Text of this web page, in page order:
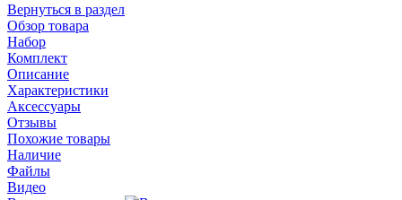
Вернуться в раздел
Обзор товара
Набор
Комплект
Описание
Характеристики
Аксессуары
Отзывы
Похожие товары
Наличие
Файлы
Видео